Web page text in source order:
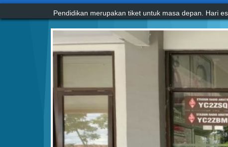
Pendidikan merupakan tiket untuk masa depan. Hari
Agama tanpa ilmu pengetahuan adalah buta. Dan